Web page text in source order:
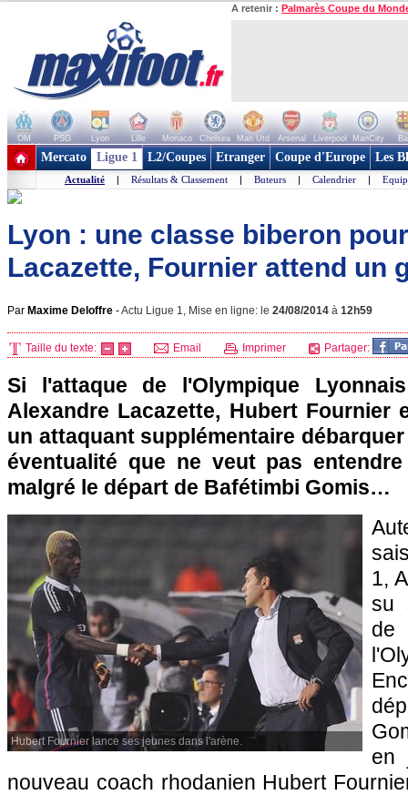
A retenir : Palmarès Coupe du
OM PSG Lyon Lille Monaco Chelsea Man Utd Arsenal Liverpool ManCity
+ de clubs
Mercato Ligue 1 L2/Coupes Etranger Coupe d'Europe Les
Actualité | Résultats & Classement | Buteurs | Calendrier |
Lyon : une classe biberon
Lacazette, Fournier attend un
Par Maxime Deloffre -Actu Ligue 1, Mise en ligne: le 24/08/2014 à 12h59
Taille du texte: Email Imprimer Partager:
Si l'attaque de l'Olympique
Alexandre Lacazette, Hubert Fournier
un attaquant supplémentaire
éventualité que ne veut pas
malgré le départ de Bafétimbi Gomis…
Hubert Fournier lance ses jeunes dans l'arène.
1,
su
en
nouveau coach rhodanien Hubert